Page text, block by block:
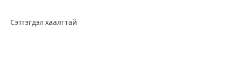
Сэтгэгдэл хаалттай